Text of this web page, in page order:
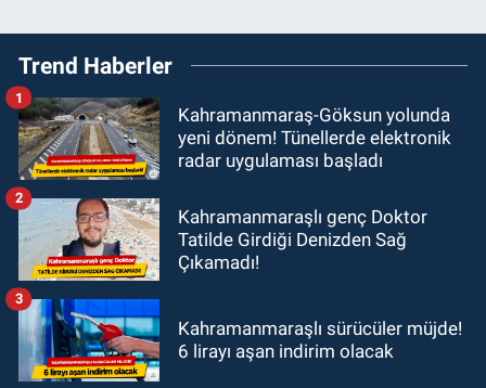
Trend Haberler
Kahramanmaraş-Göksun yolunda
yeni dönem! Tünellerde elektronik
radar uygulaması başladı
1
Kahramanmaraşlı genç Doktor
Tatilde Girdiği Denizden Sağ
Çıkamadı!
2
Kahramanmaraşlı sürücüler müjde!
6 lirayı aşan indirim olacak
3